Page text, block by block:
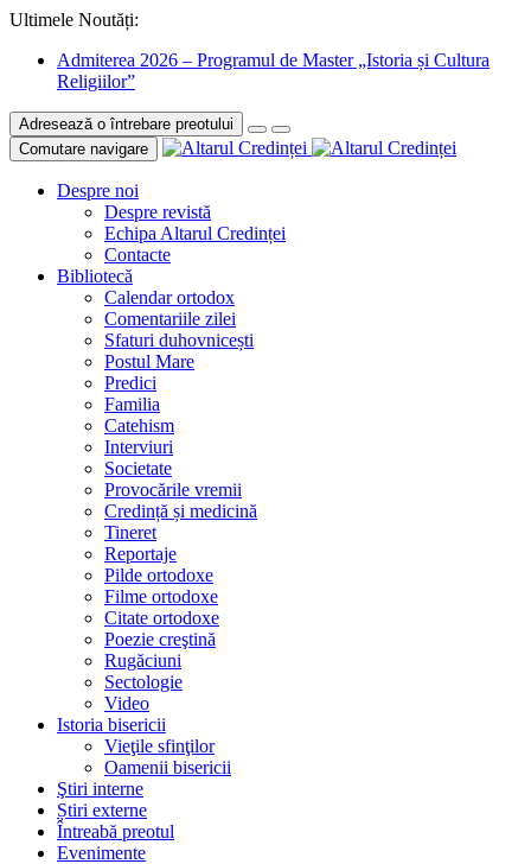
Ultimele Noutăți:
Admiterea 2026 – Programul de Master „Istoria și Cultura
Religiilor”
Adresează o întrebare preotului
Comutare navigare
Despre noi
Despre revistă
Echipa Altarul Credinței
Contacte
Bibliotecă
Calendar ortodox
Comentariile zilei
Sfaturi duhovnicești
Postul Mare
Predici
Familia
Catehism
Interviuri
Societate
Provocările vremii
Credință și medicină
Tineret
Reportaje
Pilde ortodoxe
Filme ortodoxe
Citate ortodoxe
Poezie creştină
Rugăciuni
Sectologie
Video
Istoria bisericii
Vieţile sfinţilor
Oamenii bisericii
Ştiri interne
Știri externe
Întreabă preotul
Evenimente